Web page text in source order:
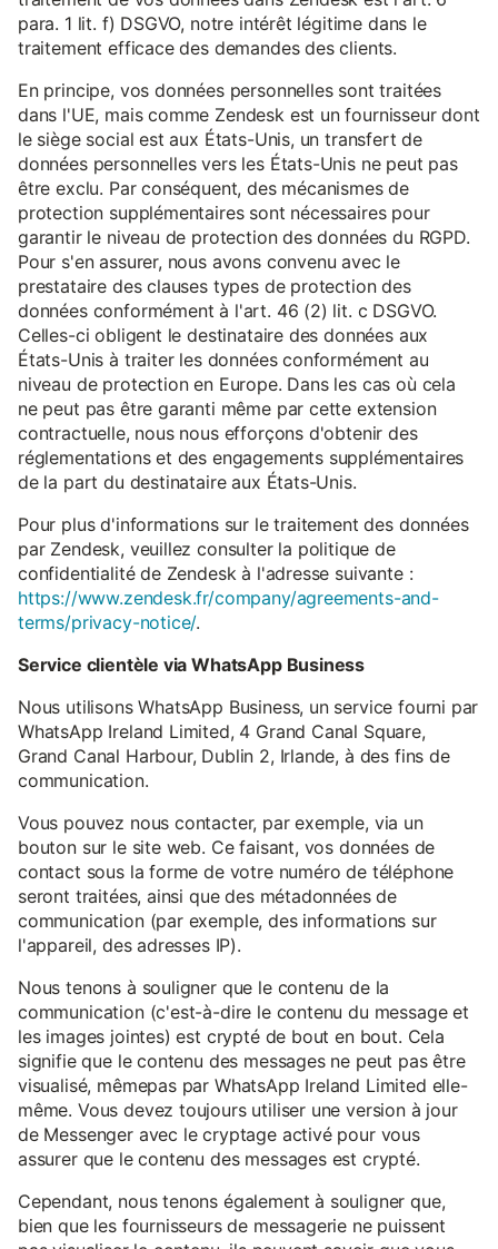
para. 1 lit. f) DSGVO, notre intérêt légitime dans le
traitement efficace des demandes des clients.
En principe, vos données personnelles sont traitées
dans l'UE, mais comme Zendesk est un fournisseur dont
le siège social est aux États-Unis, un transfert de
données personnelles vers les États-Unis ne peut pas
être exclu. Par conséquent, des mécanismes de
protection supplémentaires sont nécessaires pour
garantir le niveau de protection des données du RGPD.
Pour s'en assurer, nous avons convenu avec le
prestataire des clauses types de protection des
données conformément à l'art. 46 (2) lit. c DSGVO.
Celles-ci obligent le destinataire des données aux
États-Unis à traiter les données conformément au
niveau de protection en Europe. Dans les cas où cela
ne peut pas être garanti même par cette extension
contractuelle, nous nous efforçons d'obtenir des
réglementations et des engagements supplémentaires
de la part du destinataire aux États-Unis.
Pour plus d'informations sur le traitement des données
par Zendesk, veuillez consulter la politique de
confidentialité de Zendesk à l'adresse suivante :
https://www.zendesk.fr/company/agreements-and-
terms/privacy-notice/.
Service clientèle via WhatsApp Business
Nous utilisons WhatsApp Business, un service fourni par
WhatsApp Ireland Limited, 4 Grand Canal Square,
Grand Canal Harbour, Dublin 2, Irlande, à des fins de
communication.
Vous pouvez nous contacter, par exemple, via un
bouton sur le site web. Ce faisant, vos données de
contact sous la forme de votre numéro de téléphone
seront traitées, ainsi que des métadonnées de
communication (par exemple, des informations sur
l'appareil, des adresses IP).
Nous tenons à souligner que le contenu de la
communication (c'est-à-dire le contenu du message et
les images jointes) est crypté de bout en bout. Cela
signifie que le contenu des messages ne peut pas être
visualisé, mêmepas par WhatsApp Ireland Limited elle-
même. Vous devez toujours utiliser une version à jour
de Messenger avec le cryptage activé pour vous
assurer que le contenu des messages est crypté.
Cependant, nous tenons également à souligner que,
bien que les fournisseurs de messagerie ne puissent